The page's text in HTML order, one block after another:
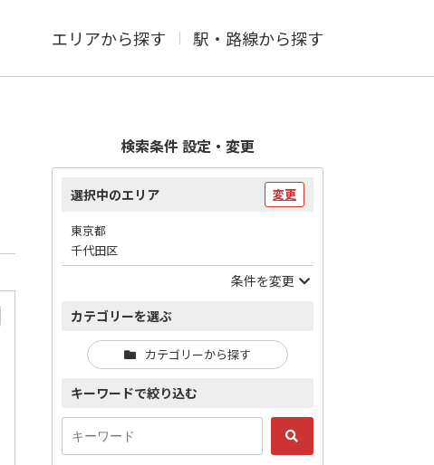
エリアから探す 駅・路線から探す
検索条件 設定・変更
選択中のエリア 変更
東京都
千代田区
条件を変更
カテゴリーを選ぶ
カテゴリーから探す
キーワードで絞り込む